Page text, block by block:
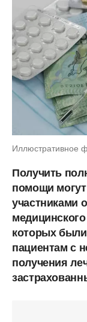
Иллюстративное
Получить
помощи
участниками
которых
пациентам с
получения